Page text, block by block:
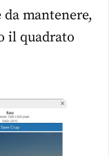
mantenere,
il quadrato